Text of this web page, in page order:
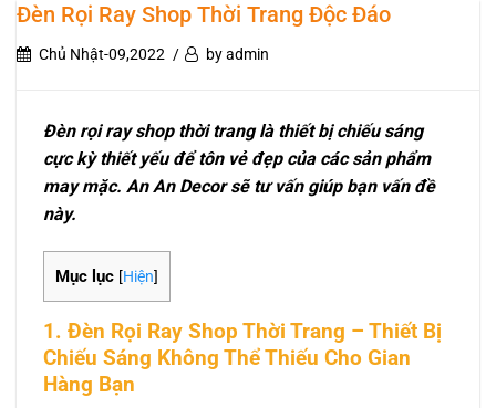
Đèn Rọi Ray Shop Thời Trang Độc Đáo
Chủ Nhật-09,2022 by admin
Đèn rọi ray shop thời trang là thiết bị chiếu sáng
cực kỳ thiết yếu để tôn vẻ đẹp của các sản phẩm
may mặc. An An Decor sẽ tư vấn giúp bạn vấn đề
này.
Mục lục [Hiện]
1. Đèn Rọi Ray Shop Thời Trang – Thiết Bị
Chiếu Sáng Không Thể Thiếu Cho Gian
Hàng Bạn